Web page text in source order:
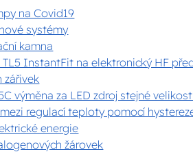
na Covid19
systémy
kamna
InstantFit na elektronický HF
zářivek
výměna za LED zdroj stejné
regulací teploty pomocí
energie
žárovek